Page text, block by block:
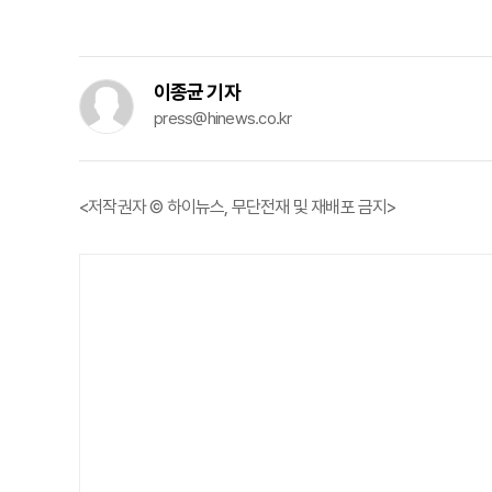
이종균 기자
press@hinews.co.kr
<저작권자 © 하이뉴스, 무단전재 및 재배포 금지>